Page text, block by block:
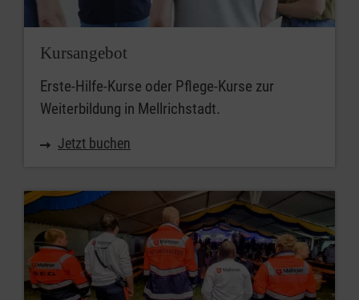
Kursangebot
Erste-Hilfe-Kurse oder Pflege-Kurse zur
Weiterbildung in Mellrichstadt.
Jetzt buchen